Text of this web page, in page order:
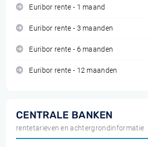
Euribor rente - 1 maand
Euribor rente - 3 maanden
Euribor rente - 6 maanden
Euribor rente - 12 maanden
CENTRALE BANKEN
rentetarieven en achtergrondinformatie